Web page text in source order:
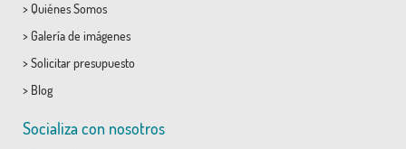
> Quiénes Somos
> Galería de imágenes
> Solicitar presupuesto
> Blog
Socializa con nosotros